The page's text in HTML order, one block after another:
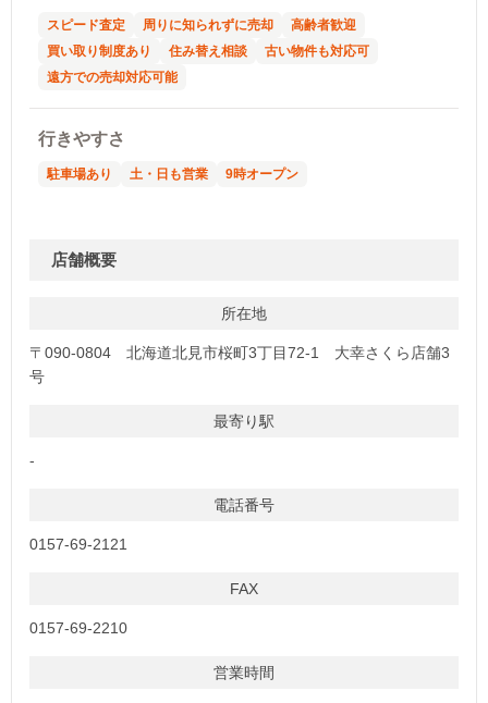
スピード査定 周りに知られずに売却
高齢者歓迎
買い取り制度あり
住み替え相談
古い物件も対応可
遠方での売却対応可能
行きやすさ
駐車場あり 土・日も営業 9時オープン
店舗概要
所在地
〒090-0804 北海道北見市桜町3丁目72-1 大幸さくら店舗3
号
最寄り駅
-
電話番号
0157-69-2121
FAX
0157-69-2210
営業時間